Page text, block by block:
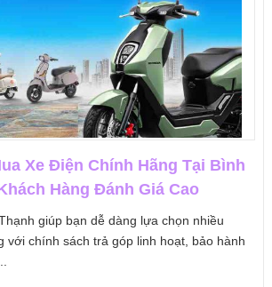
Xe Điện Chính Hãng Tại Bình
Hàng Đánh Giá Cao
giúp bạn dễ dàng lựa chọn nhiều
với chính sách trả góp linh hoạt, bảo hành